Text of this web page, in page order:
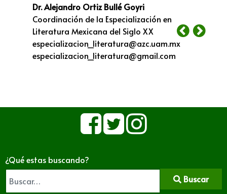
Dr. Alejandro Ortiz Bullé Goyri
Coordinación de la Especialización en
Literatura Mexicana del Siglo XX
especializacion_literatura@azc.uam.mx
especializacion_literatura@gmail.com
¿Qué estas buscando?
Buscar